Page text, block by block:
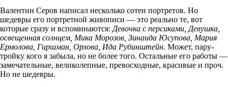
Валентин Серов написал несколько сотен портретов. Но
шедевры его портретной живописи — это реально те, вот
которые сразу и вспоминаются: Девочка с персиками, Девушка,
освещенная солнцем, Мика Морозов, Зинаида Юсупова, Мария
Ермолова, Гиршман, Орлова, Ида Рубинштейн. Может, пару-
тройку кого я забыла, но не более того. Остальные его работы —
замечательные, великолепные, превосходные, красивые и проч.
Но не шедевры.